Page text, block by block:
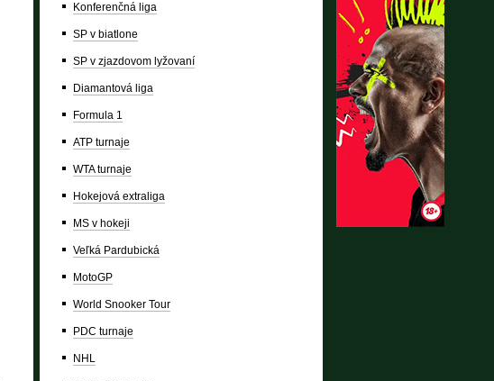
Konferenčná liga
SP v biatlone
SP v zjazdovom lyžovaní
Diamantová liga
Formula 1
ATP turnaje
WTA turnaje
Hokejová extraliga
MS v hokeji
Veľká Pardubická
MotoGP
World Snooker Tour
PDC turnaje
NHL